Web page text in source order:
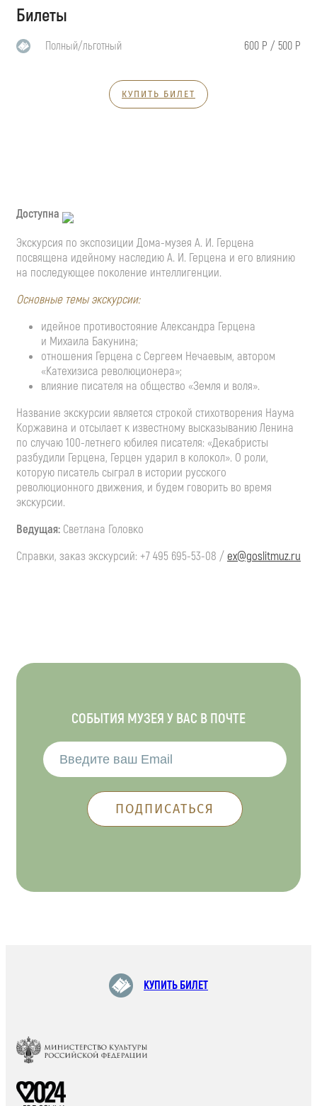
Билеты
Полный/льготный 600 Р / 500 Р
КУПИТЬ БИЛЕТ
Доступна
Экскурсия по экспозиции Дома-музея А. И. Герцена
посвящена идейному наследиюА. И. Герцена и его влиянию
на последующее поколение интеллигенции.
Основные темы экскурсии:
идейное противостояние Александра Герцена
и Михаила Бакунина;
отношения Герцена с Сергеем Нечаевым, автором
«Катехизиса революционера»;
влияние писателя на общество «Земля и воля».
Название экскурсии является строкой стихотворения Наума
Коржавина и отсылает к известному высказыванию Ленина
по случаю100-летнего юбилея писателя: «Декабристы
разбудили Герцена, Герцен ударил в колокол». О роли,
которую писатель сыграл в истории русского
революционного движения, и будем говорить во время
экскурсии.
Ведущая: Светлана Головко
Справки, заказ экскурсий: +7 495 695-53-08 / ex@goslitmuz.ru
СОБЫТИЯ МУЗЕЯ У ВАС В ПОЧТЕ
КУПИТЬ БИЛЕТ